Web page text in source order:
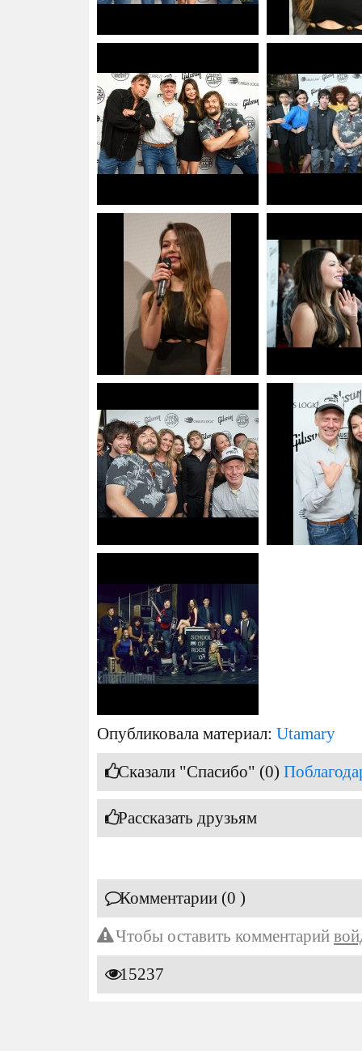
Опубликовала материал: Utamary
Сказали "Спасибо" (0)
Рассказать друзьям
Комментарии (0 )
Чтобы оставить комментарий
15237